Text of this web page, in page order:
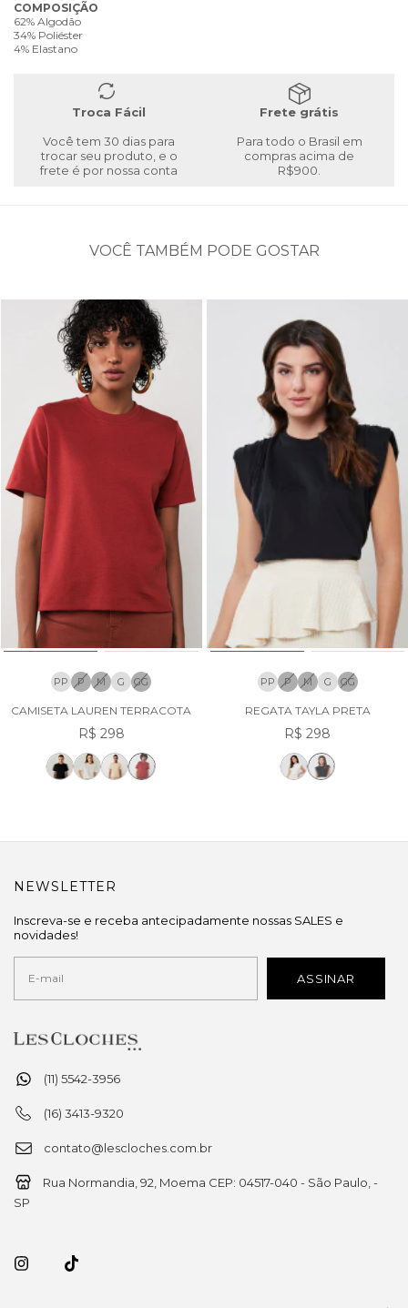
COMPOSIÇÃO
62% Algodão
34% Poliéster
4% Elastano
Troca Fácil
Você tem 30 dias para
trocar seu produto, e o
frete é por nossa conta
Frete grátis
Para todo o Brasil em
compras acima de
R$900.
VOCÊ TAMBÉM PODE GOSTAR
PP P M G GG
CAMISETA LAUREN TERRACOTA
R$ 298
PP P M G GG
REGATA TAYLA PRETA
R$ 298
(11) 5542-3956
(16) 3413-9320
contato@lescloches.com.br
Rua Normandia, 92, Moema CEP: 04517-040 - São Paulo, -
SP
NEWSLETTER
Inscreva-se e receba antecipadamente nossas SALES e
novidades!